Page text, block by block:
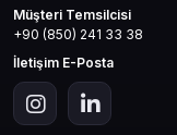
Müşteri Temsilcisi
+90 (850) 241 33 38
İletişim E-Posta